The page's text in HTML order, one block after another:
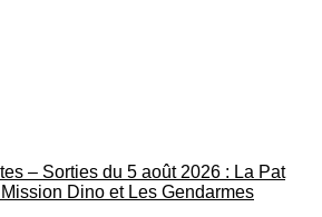
– Sorties du 5 août 2026 : La Pat
Dino et Les Gendarmes